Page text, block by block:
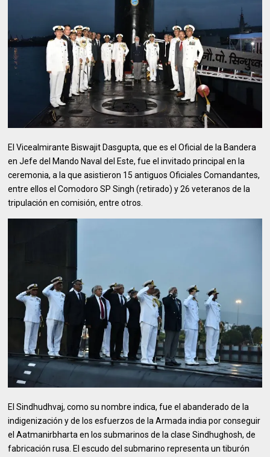
El Vicealmirante Biswajit Dasgupta, que es el Oficial de la Bandera
en Jefe del Mando Naval del Este, fue el invitado principal en la
ceremonia, a la que asistieron 15 antiguos Oficiales Comandantes,
entre ellos el Comodoro SP Singh (retirado) y 26 veteranos de la
tripulación en comisión, entre otros.
El Sindhudhvaj, como su nombre indica, fue el abanderado de la
indigenización y de los esfuerzos de la Armada india por conseguir
el Aatmanirbharta en los submarinos de la clase Sindhughosh, de
fabricación rusa. El escudo del submarino representa un tiburón